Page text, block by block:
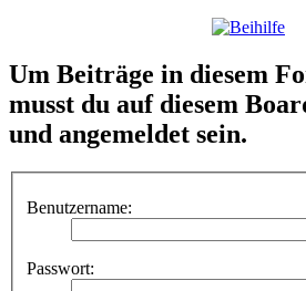
Um Beiträge in diesem
musst du auf diesem
und angemeldet sein.
Benutzername:
Passwort: